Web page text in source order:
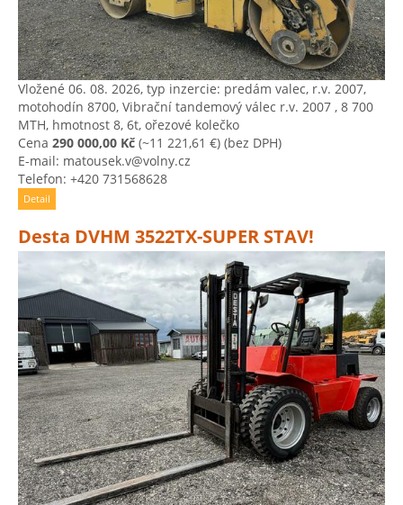
Vložené 06. 08. 2026, typ inzercie: predám valec, r.v. 2007,
motohodín 8700, Vibrační tandemový válec r.v. 2007 , 8 700
MTH, hmotnost 8, 6t, ořezové kolečko
Cena 290 000,00 Kč (~11 221,61 €) (bez DPH)
E-mail: matousek.v@volny.cz
Telefon: +420 731568628
Detail
Desta DVHM 3522TX-SUPER STAV!